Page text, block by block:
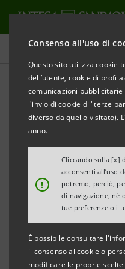
Consenso all'uso di
Questo sito utilizza cookie
dell’utente, cookie di
comunicazioni
l'invio di cookie di "terze
diverso da quello visitato).
anno.
!
Cliccando sulla [x]
acconsenti all’uso
potremo, perciò,
di navigazione, né
tue preferenze o i
È possibile consultare
il consenso ai cookie o
modificare le proprie
Investor relations
Prospetti
STAMPA AGGIORNA
Qui si trovano tutti i
da Intesa Sanpaolo dal
decorrenza della
IMI. Per i titoli emessi
può fare riferimento ai